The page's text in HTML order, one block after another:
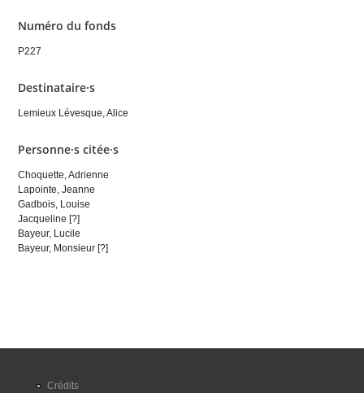
Numéro du fonds
P227
Destinataire·s
Lemieux Lévesque, Alice
Personne·s citée·s
Choquette, Adrienne
Lapointe, Jeanne
Gadbois, Louise
Jacqueline [?]
Bayeur, Lucile
Bayeur, Monsieur [?]
Crédits